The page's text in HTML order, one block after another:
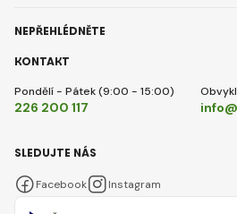
KONTAKT
Pondělí - Pátek (9:00 - 15:00)
226 200 117
NEPŘEHLÉDNĚTE
SLEDUJTE NÁS
Facebook Instagram